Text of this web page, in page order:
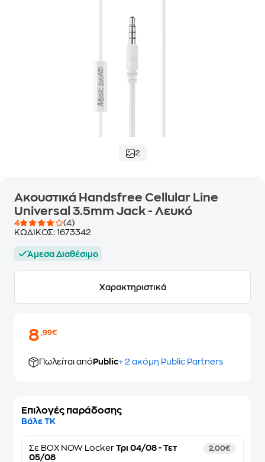
2
Ακουστικά Handsfree Cellular Line
Universal 3.5mm Jack - Λευκό
4
(4)
ΚΩΔΙΚΟΣ: 1673342
Άμεσα Διαθέσιμο
Χαρακτηριστικά
8,99€
Πωλείται από Public+ 2 ακόμη Public Partners
Επιλογές παράδοσης
Βάλε ΤΚ
Σε BOX NOW Locker Τρι 04/08 - Τετ
05/08
2,00€